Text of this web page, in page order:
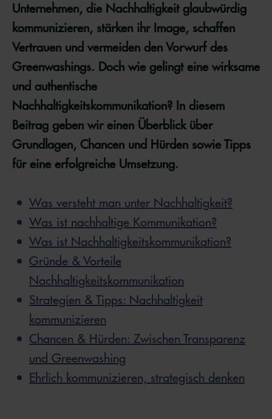
Unternehmen, die Nachhaltigkeit glaubwürdig
kommunizieren, stärken ihr Image, schaffen
Vertrauen und vermeiden den Vorwurf des
Greenwashings. Doch wie gelingt eine wirksame
und authentische
Nachhaltigkeitskommunikation? In diesem
Beitrag geben wir einen Überblick über
Grundlagen, Chancen und Hürden sowie Tipps
für eine erfolgreiche Umsetzung.
Was versteht man unter Nachhaltigkeit?
Was ist nachhaltige Kommunikation?
Was ist Nachhaltigkeitskommunikation?
Gründe & Vorteile
Nachhaltigkeitskommunikation
Strategien & Tipps: Nachhaltigkeit
kommunizieren
Chancen & Hürden: Zwischen Transparenz
und Greenwashing
Ehrlich kommunizieren, strategisch denken